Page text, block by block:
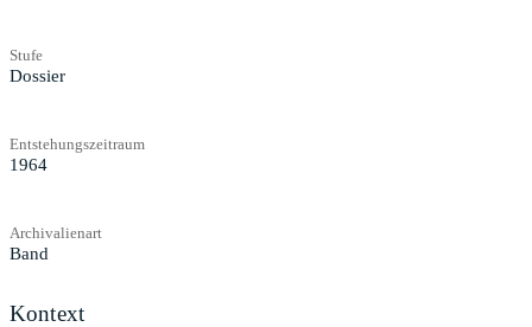
Stufe
Dossier
Entstehungszeitraum
1964
Archivalienart
Band
Kontext